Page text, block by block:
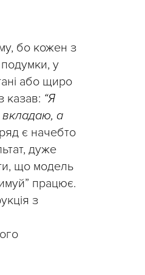
бо кожен з
у
або щиро
казав: “Я
вкладаю, а
є начебто
дуже
що модель
працює.
з